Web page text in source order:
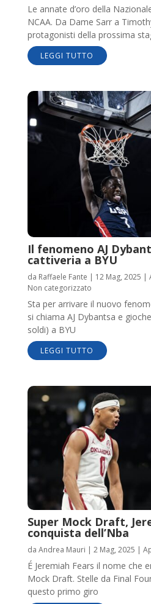
Le annate d’oro della
NCAA. Da Dame Sarr a
protagonisti della prossima
LEGGI TUTTO
Il fenomeno AJ
cattiveria a BYU
da Raffaele Fante | 12 Mag, 2025 |
Non categorizzato
Sta per arrivare il nuovo
si chiama AJ Dybantsa e
soldi) a BYU
LEGGI TUTTO
Super Mock Draft,
conquista dell’Nba
da Andrea Mauri | 2 Mag, 2025 |
É Jeremiah Fears il nome che
Mock Draft. Stelle da Final
questo primo giro